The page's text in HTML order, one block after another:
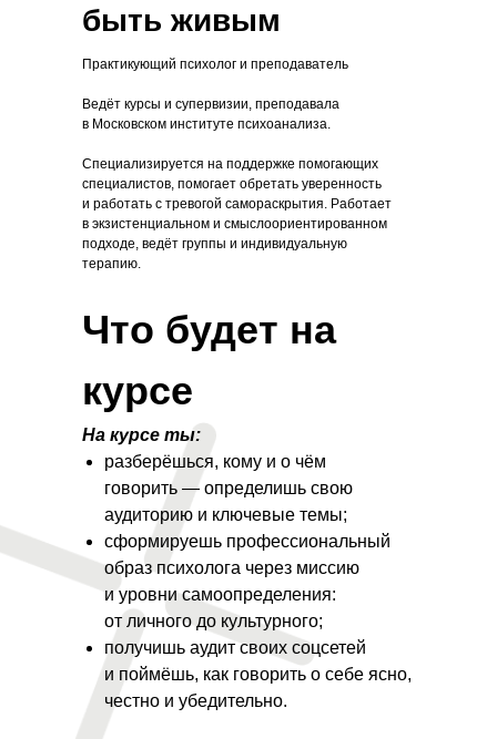
быть живым
Практикующий психолог и преподаватель⠀
Ведёт курсы и супервизии, преподавала
в Московском институте психоанализа.
Специализируется на поддержке помогающих
специалистов, помогает обретать уверенность
и работать с тревогой самораскрытия. Работает
в экзистенциальном и смыслоориентированном
подходе, ведёт группы и индивидуальную
терапию.
Что будет на
курсе
На курсе ты:
разберёшься, кому и о чём
говорить — определишь свою
аудиторию и ключевые темы;
сформируешь профессиональный
образ психолога через миссию
и уровни самоопределения:
от личного до культурного;
получишь аудит своих соцсетей
и поймёшь, как говорить о себе ясно,
честно и убедительно.